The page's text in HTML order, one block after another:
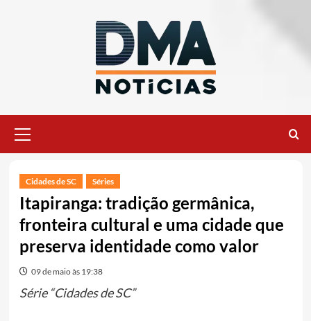
principal
Cidades de SC Séries
Itapiranga: tradição germânica,
fronteira cultural e uma cidade que
preserva identidade como valor
09 de maio às 19:38
Série “Cidades de SC”